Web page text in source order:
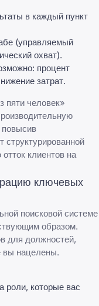
в каждый пункт
(управляемый
охват).
процент
затрат.
пяти человек»
повысив
структурированной
клиентов на
ключевых
поисковой системе
образом.
для должностей,
вы нацелены.
роли, которые вас